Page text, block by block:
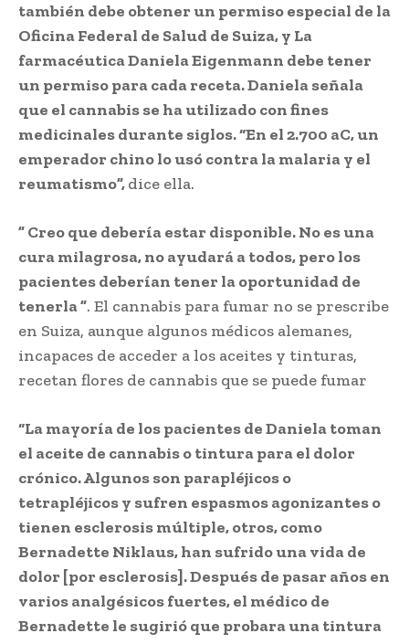
también debe obtener un permiso especial de la
Oficina Federal de Salud de Suiza, y La
farmacéutica Daniela Eigenmann debe tener
un permiso para cada receta. Daniela señala
que el cannabis se ha utilizado con fines
medicinales durante siglos. “En el 2.700 aC, un
emperador chino lo usó contra la malaria y el
reumatismo”,dice ella.
” Creo que debería estar disponible. No es una
cura milagrosa, no ayudará a todos, pero los
pacientes deberían tener la oportunidad de
tenerla ”. El cannabis para fumar no se prescribe
en Suiza, aunque algunos médicos alemanes,
incapaces de acceder a los aceites y tinturas,
recetan flores de cannabis que se puede fumar
“La mayoría de los pacientes de Daniela toman
el aceite de cannabis o tintura para el dolor
crónico. Algunos son parapléjicos o
tetrapléjicos y sufren espasmos agonizantes o
tienen esclerosis múltiple, otros, como
Bernadette Niklaus, han sufrido una vida de
dolor [por esclerosis]. Después de pasar años en
varios analgésicos fuertes, el médico de
Bernadette le sugirió que probara una tintura